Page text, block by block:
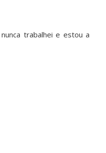
trabalhei e estou a